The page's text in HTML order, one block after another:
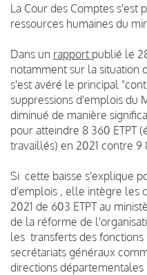
La Cour des Comptes s'est
ressources humaines du
Dans un rapport publié le
notamment sur la situation
s'est avéré le principal
suppressions d'emplois
diminué de manière
pour atteindre 8 360 ETPT
travaillés) en 2021 contre 9
Si cette baisse s'explique
d'emplois , elle intègre les
2021 de 603 ETPT au
de la réforme de
les transferts des
secrétariats généraux
directions départementales